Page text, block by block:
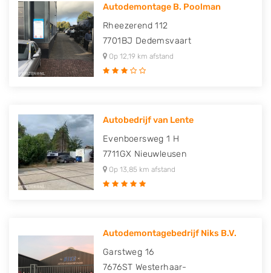
Autodemontage B. Poolman
Rheezerend 112
7701BJ Dedemsvaart
Op 12,19 km afstand
Autobedrijf van Lente
Evenboersweg 1 H
7711GX Nieuwleusen
Op 13,85 km afstand
Autodemontagebedrijf Niks B.V.
Garstweg 16
7676ST Westerhaar-